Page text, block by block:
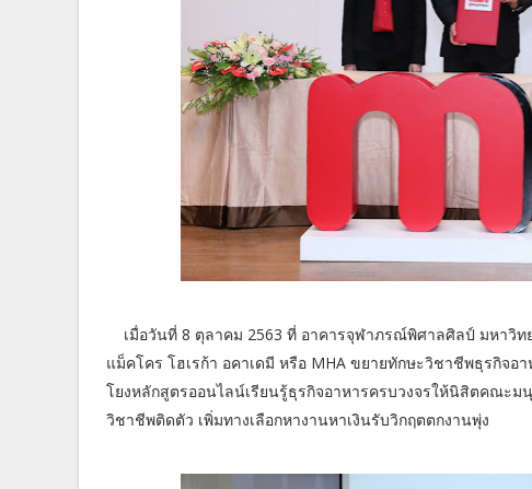
เมื่อวันที่ 8 ตุลาคม 2563 ที่ อาคารจุฬาภรณ์พิศาลศิลป์ มหาวิ
แม็คโคร โฮเรก้า อคาเดมี หรือ MHA ขยายทักษะวิชาชีพธุรกิจ
โยงหลักสูตรออนไลน์เรียนรู้ธุรกิจอาหารครบวงจรให้นิสิตคณะ
วิชาชีพติดตัว เพิ่มทางเลือกหางานหาเงินรับวิกฤตตกงานพุ่ง